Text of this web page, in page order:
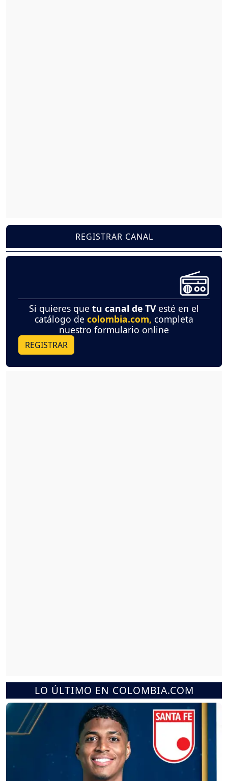
REGISTRAR CANAL
Si quieres que tu canal de TVesté en el
catálogo de colombia.com, completa
nuestro formulario online
REGISTRAR
LO ÚLTIMO EN COLOMBIA.COM